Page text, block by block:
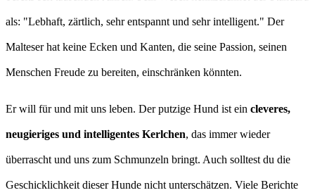
als: "Lebhaft, zärtlich, sehr entspannt und sehr intelligent." Der
Malteser hat keine Ecken und Kanten, die seine Passion, seinen
Menschen Freude zu bereiten, einschränken könnten.
Er will für und mit uns leben. Der putzige Hund ist ein cleveres,
neugieriges und intelligentes Kerlchen, das immer wieder
überrascht und uns zum Schmunzeln bringt. Auch solltest du die
Geschicklichkeit dieser Hunde nicht unterschätzen. Viele Berichte